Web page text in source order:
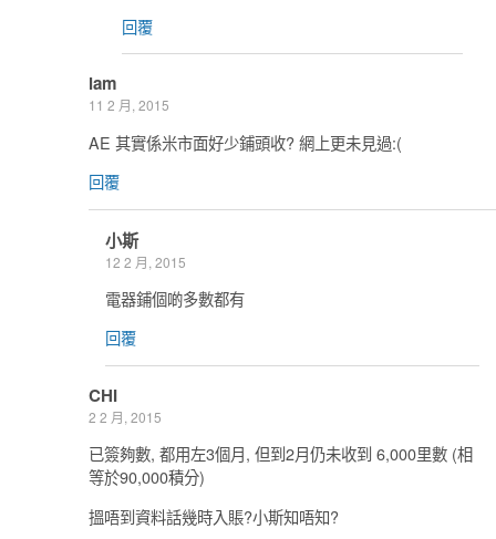
回覆
lam
11 2 月, 2015
AE 其實係米市面好少鋪頭收? 網上更未見過:(
回覆
小斯
12 2 月, 2015
電器鋪個啲多數都有
回覆
CHI
2 2 月, 2015
已簽夠數, 都用左3個月, 但到2月仍未收到 6,000里數 (相
等於90,000積分)
搵唔到資料話幾時入賬?小斯知唔知?